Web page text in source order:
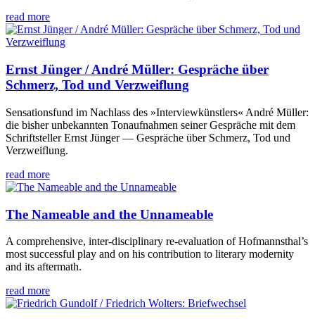
read more
Ernst Jünger / André Müller: Gespräche über
Schmerz, Tod und Verzweiflung
Sensationsfund im Nachlass des »Interviewkünstlers« André Müller:
die bisher unbekannten Tonaufnahmen seiner Gespräche mit dem
Schriftsteller Ernst Jünger — Gespräche über Schmerz, Tod und
Verzweiflung.
read more
The Nameable and the Unnameable
A comprehensive, inter-disciplinary re-evaluation of Hofmannsthal’s
most successful play and on his contribution to literary modernity
and its aftermath.
read more